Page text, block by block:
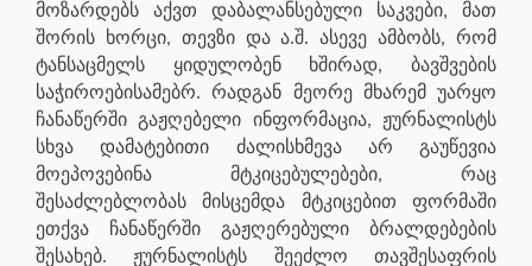
მოზარდებს აქვთ დაბალანსებული საკვები, მათ
შორის ხორცი, თევზი და ა.შ. ასევე ამბობს, რომ
ტანსაცმელს ყიდულობენ ხშირად, ბავშვების
საჭიროებისამებრ. რადგან მეორე მხარემ უარყო
ჩანაწერში გაჟღებელი ინფორმაცია, ჟურნალისტს
სხვა დამატებითი ძალისხმევა არ გაუწევია
მოეპოვებინა მტკიცებულებები, რაც
შესაძლებლობას მისცემდა მტკიცებით ფორმაში
ეთქვა ჩანაწერში გაჟღერებული ბრალდებების
შესახებ. ჟურნალისტს შეეძლო თავშესაფრის